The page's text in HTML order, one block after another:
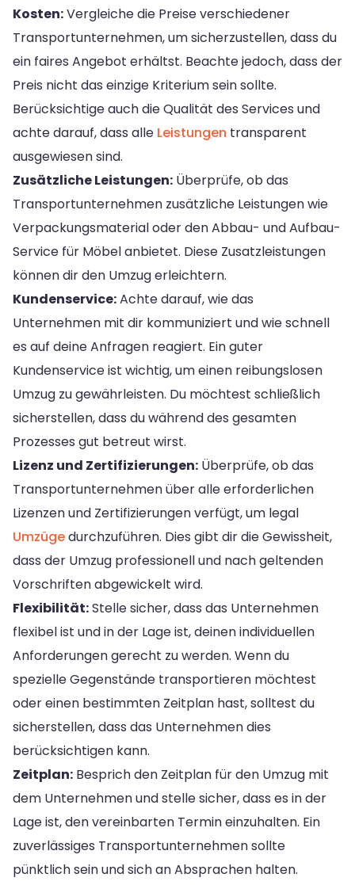
Kosten:Vergleiche die Preise verschiedener
Transportunternehmen, um sicherzustellen, dass du
ein faires Angebot erhältst. Beachte jedoch, dass der
Preis nicht das einzige Kriterium sein sollte.
Berücksichtige auch die Qualität des Services und
achte darauf, dass alle Leistungen transparent
ausgewiesen sind.
Zusätzliche Leistungen: Überprüfe, ob das
Transportunternehmen zusätzliche Leistungen wie
Verpackungsmaterial oder den Abbau- und Aufbau-
Service für Möbel anbietet. Diese Zusatzleistungen
können dir den Umzug erleichtern.
Kundenservice:Achte darauf, wie das
Unternehmen mit dir kommuniziert und wie schnell
es auf deine Anfragen reagiert. Ein guter
Kundenservice ist wichtig, um einen reibungslosen
Umzug zu gewährleisten. Du möchtest schließlich
sicherstellen, dass du während des gesamten
Prozesses gut betreut wirst.
Lizenz und Zertifizierungen: Überprüfe, ob das
Transportunternehmen über alle erforderlichen
Lizenzen und Zertifizierungen verfügt, um legal
Umzügedurchzuführen. Dies gibt dir die Gewissheit,
dass der Umzug professionell und nach geltenden
Vorschriften abgewickelt wird.
Flexibilität:Stelle sicher, dass das Unternehmen
flexibel ist und in der Lage ist, deinen individuellen
Anforderungen gerecht zu werden. Wenn du
spezielle Gegenstände transportieren möchtest
oder einen bestimmten Zeitplan hast, solltest du
sicherstellen, dass das Unternehmen dies
berücksichtigen kann.
Zeitplan: Besprich den Zeitplan für den Umzug mit
dem Unternehmen und stelle sicher, dass es in der
Lage ist, den vereinbarten Termin einzuhalten. Ein
zuverlässiges Transportunternehmen sollte
pünktlich sein und sich an Absprachen halten.